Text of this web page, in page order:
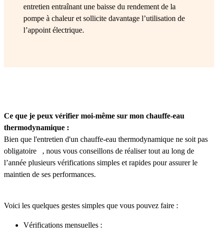
entretien entraînant une baisse du rendement de la
pompe à chaleur et sollicite davantage l’utilisation de
l’appoint électrique.
Ce que je peux vérifier moi-même sur mon chauffe-eau
thermodynamique :
Bien que l'entretien d'un chauffe-eau thermodynamique ne soit pas
obligatoire , nous vous conseillons de réaliser tout au long de
l’année plusieurs vérifications simples et rapides pour assurer le
maintien de ses performances.
Voici les quelques gestes simples que vous pouvez faire :
Vérifications mensuelles :